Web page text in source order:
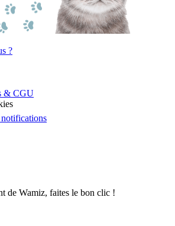
?
& CGU
de Wamiz, faites le bon clic !